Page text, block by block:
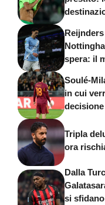
spera: il
Soulé-
in cui
decisione
Tripla
ora
Dalla
si